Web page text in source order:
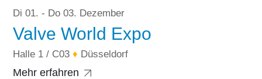
Di 01. - Do 03. Dezember
Valve World Expo
Halle 1 / C03 ♦ Düsseldorf
Mehr erfahren